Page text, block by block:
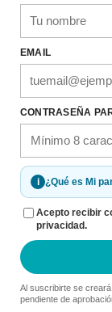
EMAIL
CONTRASEÑA
i ¿Qué es Mi
Acepto recibir
privacidad.
Al suscribirte se
pendiente de